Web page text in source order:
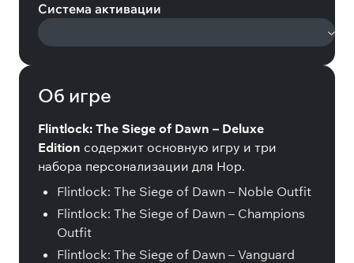
Система активации
Об игре
Flintlock: The Siege of Dawn – Deluxe
Edition содержит основную игру и три
набора персонализации для Нор.
Flintlock: The Siege of Dawn – Noble Outfit
Flintlock: The Siege of Dawn – Champions
Outfit
Flintlock: The Siege of Dawn – Vanguard